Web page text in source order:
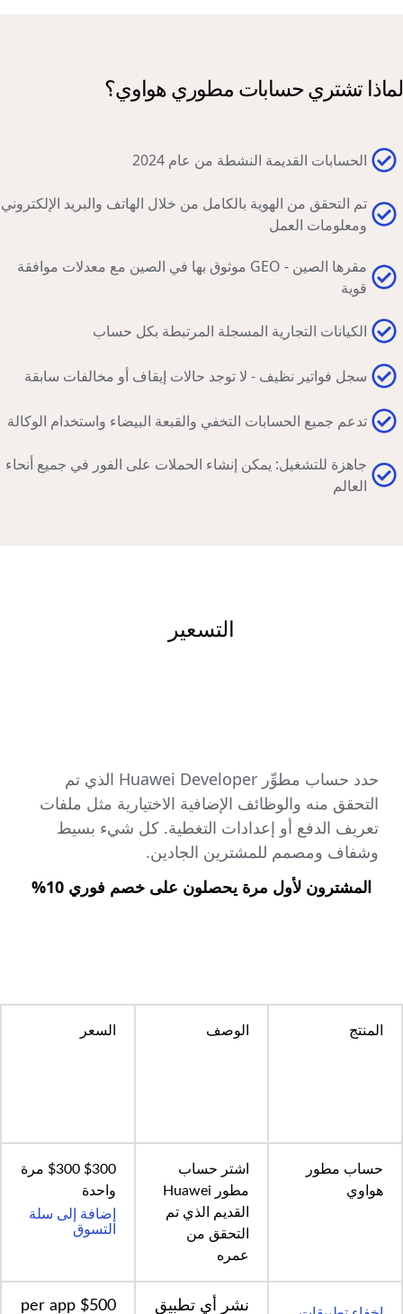
لماذا تشتري حسابات مطوري هواوي؟
الحسابات القديمة النشطة من عام 2024
تم التحقق من الهوية بالكامل من خلال الهاتف والبريد الإلكتروني
ومعلومات العمل
مقرها الصين - GEO موثوق بها في الصين مع معدلات موافقة
قوية
الكيانات التجارية المسجلة المرتبطة بكل حساب
سجل فواتير نظيف - لا توجد حالات إيقاف أو مخالفات سابقة
تدعم جميع الحسابات التخفي والقبعة البيضاء واستخدام الوكالة
جاهزة للتشغيل: يمكن إنشاء الحملات على الفور في جميع أنحاء
العالم
التسعير
حدد حساب مطوِّر Huawei Developer الذي تم
التحقق منه والوظائف الإضافية الاختيارية مثل ملفات
تعريف الدفع أو إعدادات التغطية. كل شيء بسيط
وشفاف ومصمم للمشترين الجادين.
المشترون لأول مرة يحصلون على خصم فوري 10%
المنتج الوصف السعر
حساب مطور
هواوي
اشتر حساب
مطور Huawei
القديم الذي تم
التحقق من
عمره
$300 $300 مرة
واحدة
إضافة إلى سلة
التسوق
نشر أي تطبيق $500 per app